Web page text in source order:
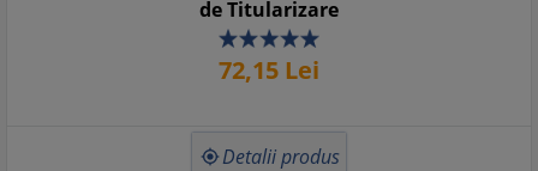
de Titularizare
72,15 Lei
 Detalii produs